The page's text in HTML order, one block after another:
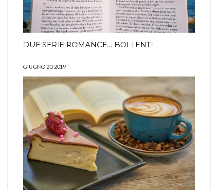
DUE SERIE ROMANCE… BOLLENTI
GIUGNO 20, 2019